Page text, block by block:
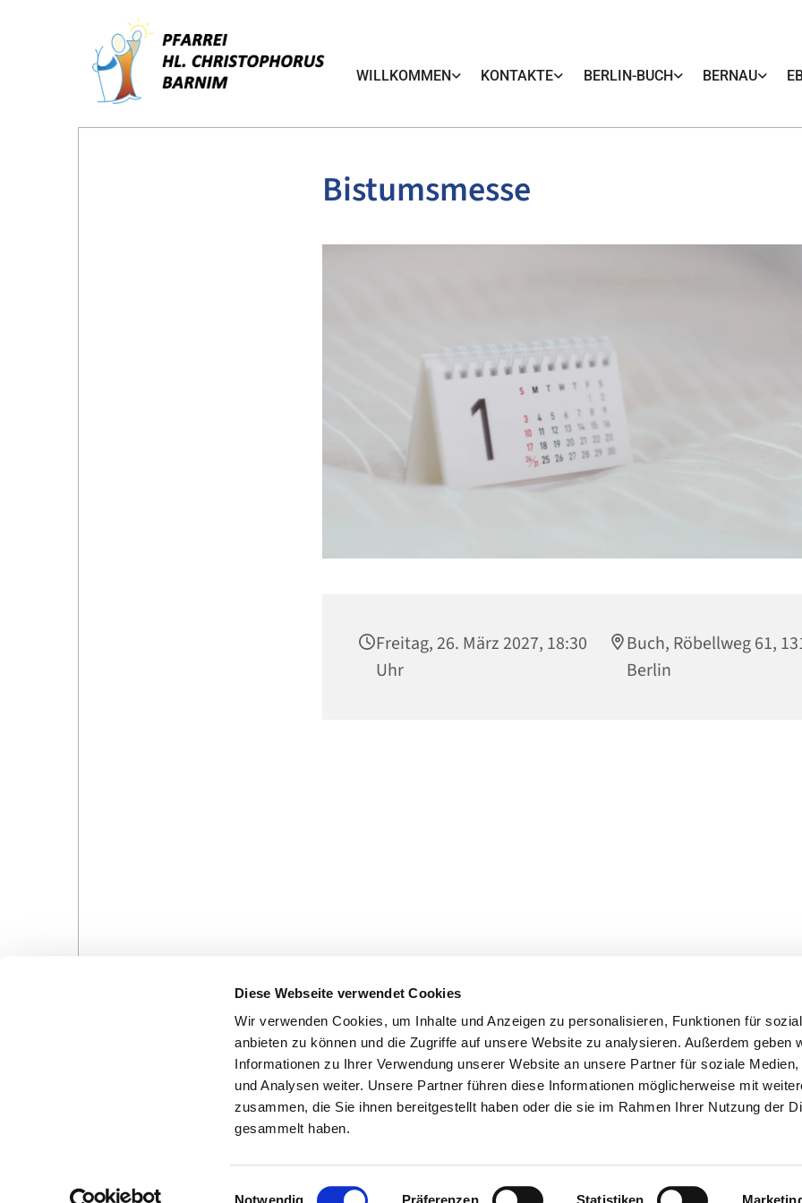
Diese Webseite verwendet Cookies
Wir verwenden Cookies, um Inhalte und Anzeigen zu personalisieren, Funktionen für
anbieten zu können und die Zugriffe auf unsere Website zu analysieren. Außerdem geben
Informationen zu Ihrer Verwendung unserer Website an unsere Partner für soziale Medien,
und Analysen weiter. Unsere Partner führen diese Informationen möglicherweise mit
zusammen, die Sie ihnen bereitgestellt haben oder die sie im Rahmen Ihrer Nutzung der
gesammelt haben.
Notwendig Präferenzen Statistiken
WILLKOMMEN KONTAKTE BERLIN-BUCH BERNAU
Bistumsmesse
Freitag, 26. März 2027, 18:30
Uhr
Buch, Röbellweg 61,
Berlin
Veranstaltungen in der
Pfarrei
Kontakte
Ansprechpersonen zum Schutz vor
sexualisierter Gewalt